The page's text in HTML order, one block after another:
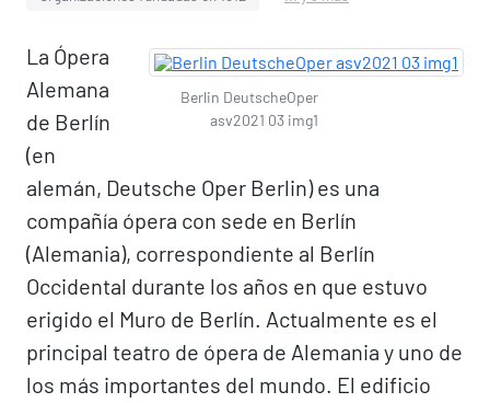
Berlin DeutscheOper
asv2021 03 img1
La Ópera
Alemana
de Berlín
(en
alemán, Deutsche Oper Berlin) es una
compañía ópera con sede en Berlín
(Alemania), correspondiente al Berlín
Occidental durante los años en que estuvo
erigido el Muro de Berlín. Actualmente es el
principal teatro de ópera de Alemania y uno de
los más importantes del mundo. El edificio